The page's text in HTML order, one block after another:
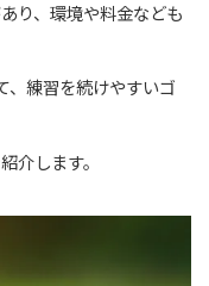
り、環境や料金なども
、練習を続けやすいゴ
介します。